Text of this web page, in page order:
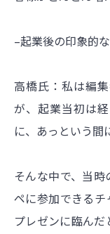
–起業後の印象的
高橋氏：私は編
が、起業当初は
に、あっという間
そんな中で、当
ペに参加できるチ
プレゼンに臨ん